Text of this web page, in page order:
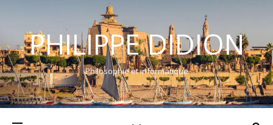
PHILIPPE DIDION
Philosophie et informatique